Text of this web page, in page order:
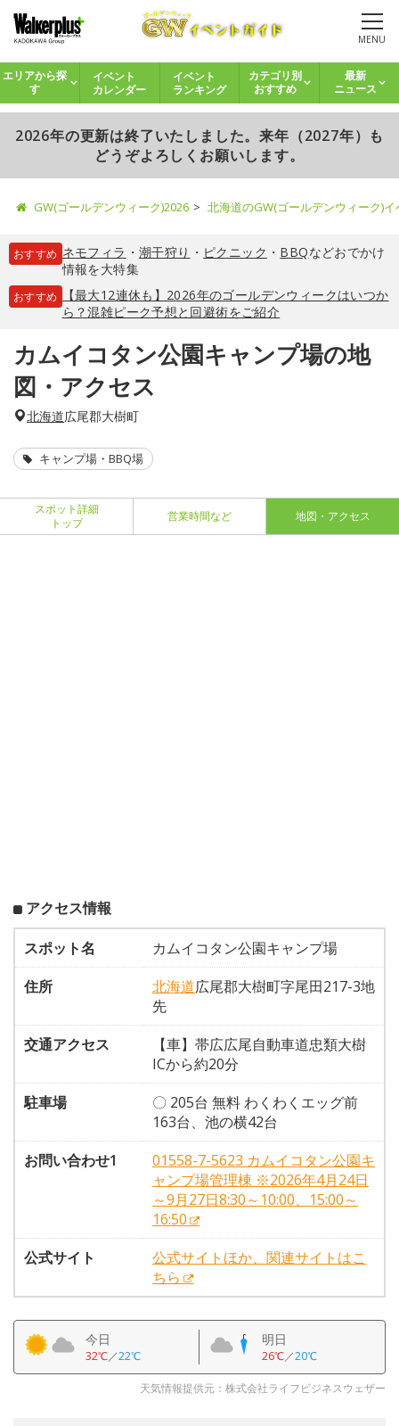
MENU
エリアから探
す
イベント
カレンダー
イベント
ランキング
カテゴリ別
おすすめ
最新
ニュース
2026年の更新は終了いたしました。来年（2027年）も
どうぞよろしくお願いします。
GW(ゴールデンウィーク)2026 北海道のGW(ゴールデンウィーク)
おすすめ ネモフィラ ・ 潮干狩り ・ ピクニック ・ BBQなどおでかけ
情報を大特集
おすすめ
【最大12連休も】2026年のゴールデンウィークはいつか
ら？混雑ピーク予想と回避術をご紹介
カムイコタン公園キャンプ場の地
図・アクセス
北海道広尾郡大樹町
キャンプ場・BBQ場
スポット詳細
トップ
営業時間など 地図・アクセス
アクセス情報
スポット名
カムイコタン公園キャンプ場
住所
北海道広尾郡大樹町字尾田217-3地
先
交通アクセス
【車】帯広広尾自動車道忠類大樹
ICから約20分
駐車場
〇 205台 無料 わくわくエッグ前
163台、池の横42台
お問い合わせ1
01558-7-5623 カムイコタン公園キ
ャンプ場管理棟 ※2026年4月24日
～9月27日8:30～10:00、15:00～
16:50
公式サイト
公式サイトほか、関連サイトはこ
ちら
今日
32℃／22℃
明日
26℃／20℃
天気情報提供元：株式会社ライフビジネスウェザー